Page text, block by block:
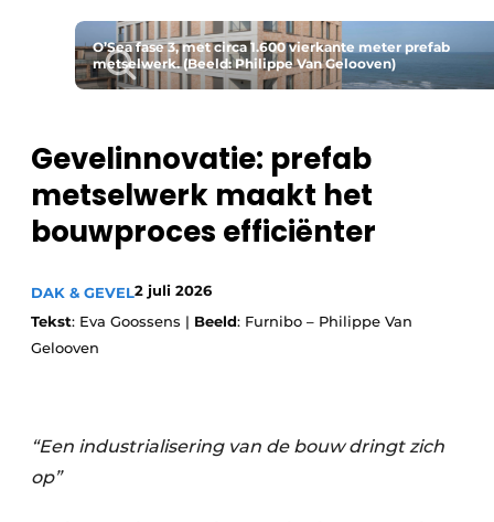
O’Sea fase 3, met circa 1.600 vierkante meter prefab
metselwerk. (Beeld: Philippe Van Gelooven)
Gevelinnovatie: prefab
metselwerk maakt het
bouwproces efficiënter
DAK & GEVEL2 juli 2026
Tekst: Eva Goossens | Beeld: Furnibo – Philippe Van
Gelooven
“Een industrialisering van de bouw dringt zich
op”